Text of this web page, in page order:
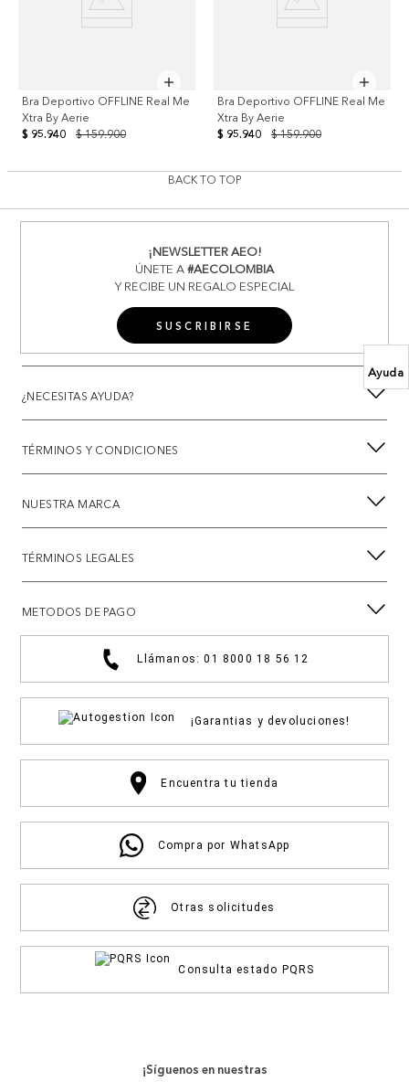
Ayuda
Bra Deportivo OFFLINE Real Me
Xtra By Aerie
$ 159.900
$ 95.940
Bra Deportivo OFFLINE Real Me
Xtra By Aerie
$ 159.900
$ 95.940
BACK TO TOP
¡NEWSLETTER AEO!
ÚNETE A#AECOLOMBIA
Y RECIBE UN REGALO ESPECIAL
SUSCRIBIRSE
¿NECESITAS AYUDA?
TÉRMINOS Y CONDICIONES
NUESTRA MARCA
TÉRMINOS LEGALES
METODOS DE PAGO
Llámanos: 01 8000 18 56 12
¡Garantias y devoluciones!
Encuentra tu tienda
Compra por WhatsApp
Otras solicitudes
Consulta estado PQRS
¡Síguenos en nuestras